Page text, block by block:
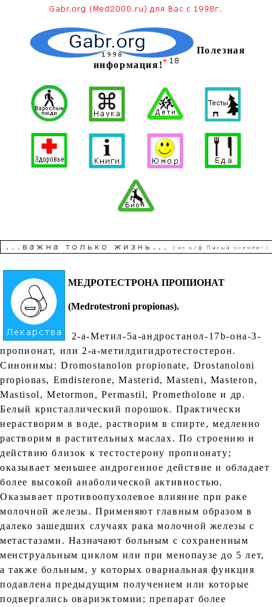
Полезная
информация!
МЕДРОТЕСТРОНА ПРОПИОНАТ
(Меdrotestroni propionas).
2-a-Метил-5a-андростанол-17b-она-3-
пропионат, или 2-a-метилдигидротестостерон.
Синонимы: Dromostanolon propionate, Drostanoloni
propionas, Emdisterone, Masterid, Masteni, Маsteron,
Мastisol, Меtormon, Реrmastil, Рrometholone и др.
Белый кристаллический порошок. Практически
нерастворим в воде, растворим в спирте, медленно
растворим в растительных маслах. По строению и
действию близок к тестостерону пропионату;
оказывает меньшее андрогенное действие и обладает
более высокой анаболической активностью.
Оказывает противоопухолевое влияние при раке
молочной железы. Применяют главным образом в
далеко зашедших случаях рака молочной железы с
метастазами. Назначают больным с сохраненным
менструальным циклом или при менопаузе до 5 лет,
а также больным, у которых овариальная функция
подавлена предыдущим получением или которые
подвергались овариэктомии; препарат более